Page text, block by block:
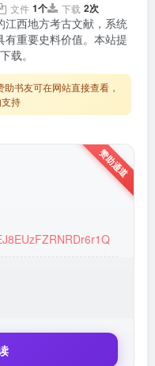
文件 1个 下载 2次
江西地方考古文献，系统
重要史料价值。本站提
载。
书友可在网站直接查看，
持